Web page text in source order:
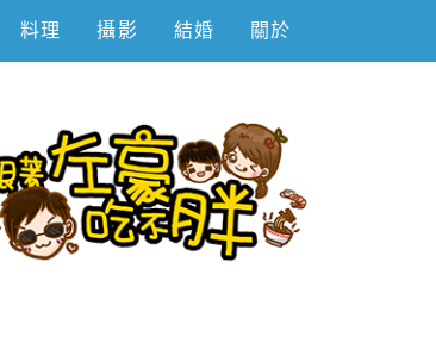
料理 攝影 結婚 關於